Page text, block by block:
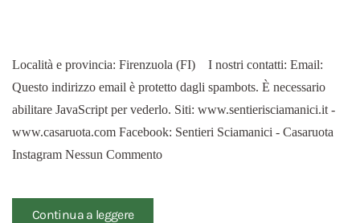
Località e provincia: Firenzuola (FI) I nostri contatti: Email:
Questo indirizzo email è protetto dagli spambots. È necessario
abilitare JavaScript per vederlo. Siti: www.sentierisciamanici.it -
www.casaruota.com Facebook: Sentieri Sciamanici - Casaruota
Instagram Nessun Commento
Continua a leggere